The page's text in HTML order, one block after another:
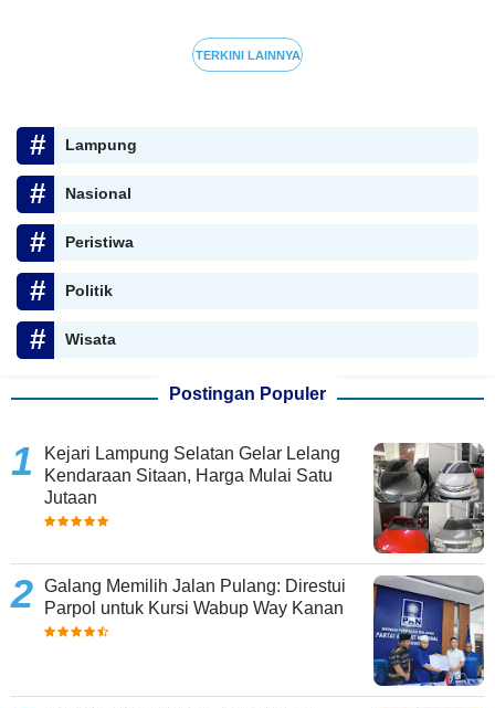
TERKINI LAINNYA
Lampung
Nasional
Peristiwa
Politik
Wisata
Postingan Populer
Kejari Lampung Selatan Gelar Lelang
Kendaraan Sitaan, Harga Mulai Satu
Jutaan
Galang Memilih Jalan Pulang: Direstui
Parpol untuk Kursi Wabup Way Kanan